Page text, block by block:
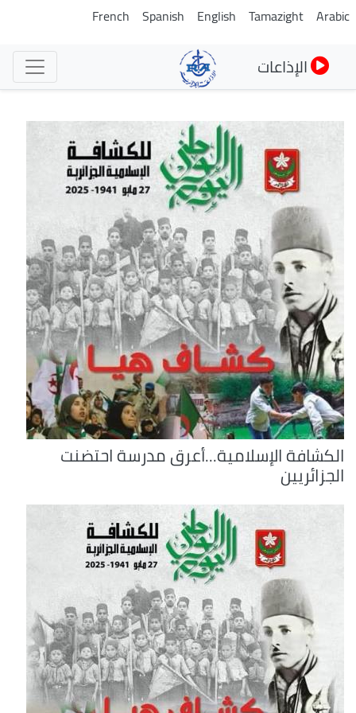
تجاوز
Arabic
Tamazight
English
Spanish
French
الإذاعات
الكشافة الإسلامية...أعرق مدرسة احتضنت
الجزائريين